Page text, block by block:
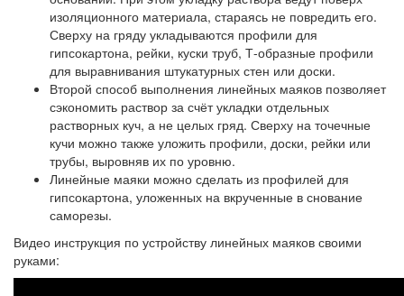
изоляционного материала, стараясь не повредить его.
Сверху на гряду укладываются профили для
гипсокартона, рейки, куски труб, Т-образные профили
для выравнивания штукатурных стен или доски.
Второй способ выполнения линейных маяков позволяет
сэкономить раствор за счёт укладки отдельных
растворных куч, а не целых гряд. Сверху на точечные
кучи можно также уложить профили, доски, рейки или
трубы, выровняв их по уровню.
Линейные маяки можно сделать из профилей для
гипсокартона, уложенных на вкрученные в снование
саморезы.
Видео инструкция по устройству линейных маяков своими
руками: